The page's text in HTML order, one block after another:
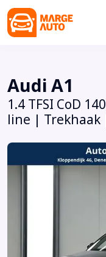
Audi A1
1.4 TFSI CoD
line | Trekhaak